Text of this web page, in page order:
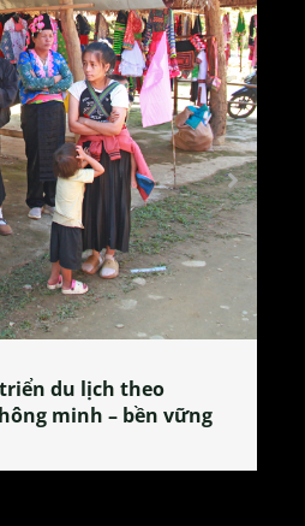
tẻ Phú Nhi – nơi lan
xứ Đoài